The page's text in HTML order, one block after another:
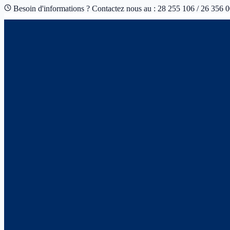
Besoin d'informations ? Contactez nous au : 28 255 106 / 26 356